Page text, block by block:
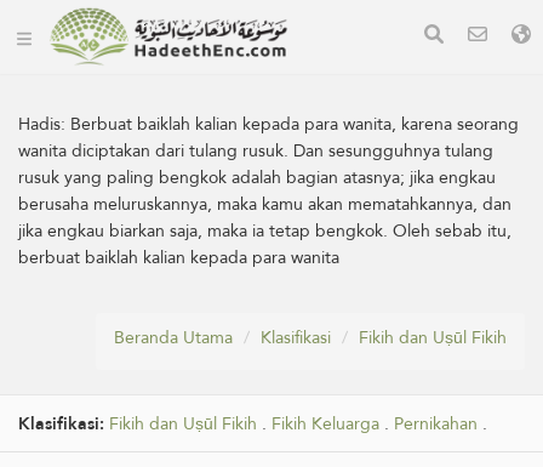
Hadis: Berbuat baiklah kalian kepada para wanita, karena seorang
wanita diciptakan dari tulang rusuk. Dan sesungguhnya tulang
rusuk yang paling bengkok adalah bagian atasnya; jika engkau
berusaha meluruskannya, maka kamu akan mematahkannya, dan
jika engkau biarkan saja, maka ia tetap bengkok. Oleh sebab itu,
berbuat baiklah kalian kepada para wanita
Beranda Utama Klasifikasi Fikih dan Uṣūl Fikih
Klasifikasi: Fikih dan Uṣūl Fikih . Fikih Keluarga . Pernikahan .